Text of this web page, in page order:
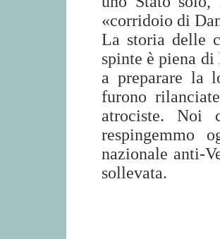
«corridoio di
La storia delle
spinte è piena
a preparare la
furono
atrociste.
Noi
respingemmo
nazionale anti-
sollevata.